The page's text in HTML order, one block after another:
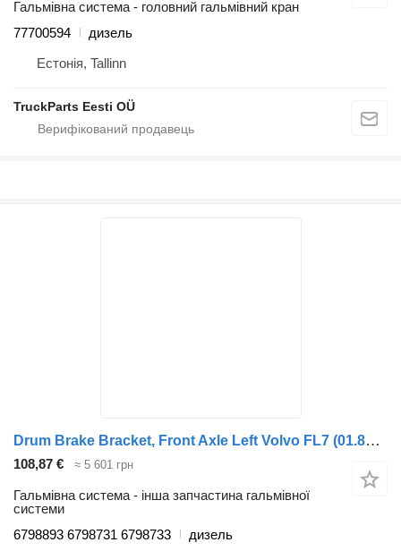
Гальмівна система - головний гальмівний кран
77700594
дизель
Естонія, Tallinn
TruckParts Eesti OÜ
Drum Brake Bracket, Front Axle Left Volvo FL7 (01.85-12.98) 6798893 до тягача Volvo FL, FL6, FL7, FL10, FL12, FS718 (1985-2005)
108,87 € ≈ 5 601 грн
Гальмівна система - інша запчастина гальмівної
системи
6798893 6798731 6798733
дизель